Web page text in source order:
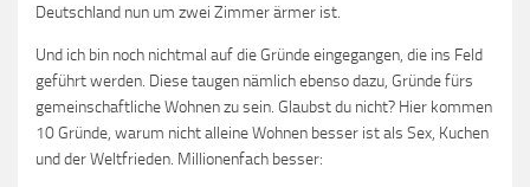
Deutschland nun um zwei Zimmer ärmer ist.
Und ich bin noch nichtmal auf die Gründe eingegangen, die ins Feld
geführt werden. Diese taugen nämlich ebenso dazu, Gründe fürs
gemeinschaftliche Wohnen zu sein. Glaubst du nicht? Hier kommen
10 Gründe, warum nicht alleine Wohnen besser ist als Sex, Kuchen
und der Weltfrieden. Millionenfach besser: